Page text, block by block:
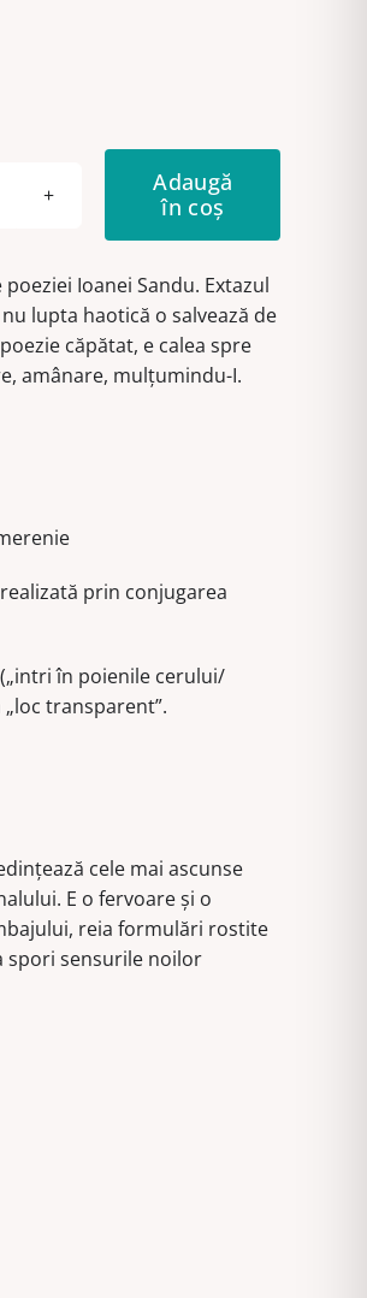
Adaugă
în coș
Ioanei Sandu. Extazul
lupta haotică o salvează de
căpătat, e calea spre
amânare, mulțumindu-I.
prin conjugarea
în poienile cerului/
transparent”.
cele mai ascunse
E o fervoare și o
reia formulări rostite
spori sensurile noilor